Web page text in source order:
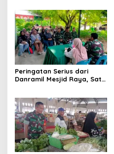
Anak
Peringatan Serius dari
Danramil Mesjid Raya, Satu
Satuan